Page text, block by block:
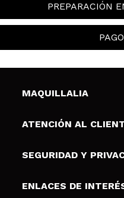
PREPARACIÓN
PAGO
MAQUILLALIA
Sobre nosotros
Tarjetas de Regalo
ATENCIÓN AL
Envíos y
Formas de pago
SEGURIDAD Y
Terminos y
ENLACES DE